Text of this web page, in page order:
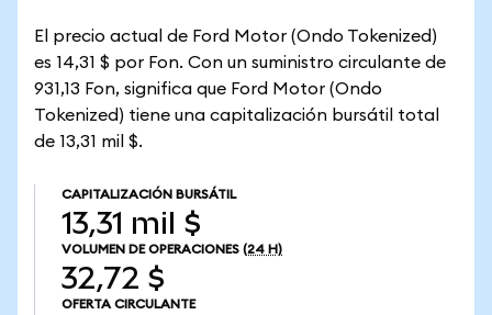
El precio actual de Ford Motor (Ondo Tokenized)
es 14,31 $ por Fon. Con un suministro circulante de
931,13 Fon, significa que Ford Motor (Ondo
Tokenized) tiene una capitalización bursátil total
de 13,31 mil $.
CAPITALIZACIÓN BURSÁTIL
13,31 mil $
VOLUMEN DE OPERACIONES (24 H)
32,72 $
OFERTA CIRCULANTE